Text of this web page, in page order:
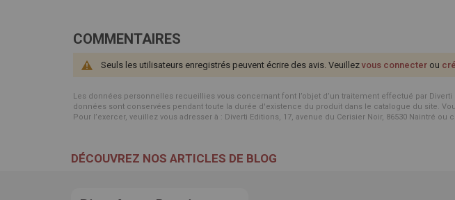
COMMENTAIRES
Seuls les utilisateurs enregistrés peuvent écrire des avis. Veuillez vous connecter ou
Les données personnelles recueillies vous concernant font l’objet d’un traitement effectué par
données sont conservées pendant toute la durée d'existence du produit dans le catalogue du site.
Pour l’exercer, veuillez vous adresser à : Diverti Editions, 17, avenue du Cerisier Noir, 86530 Naintré ou
DÉCOUVREZ NOS ARTICLES DE BLOG